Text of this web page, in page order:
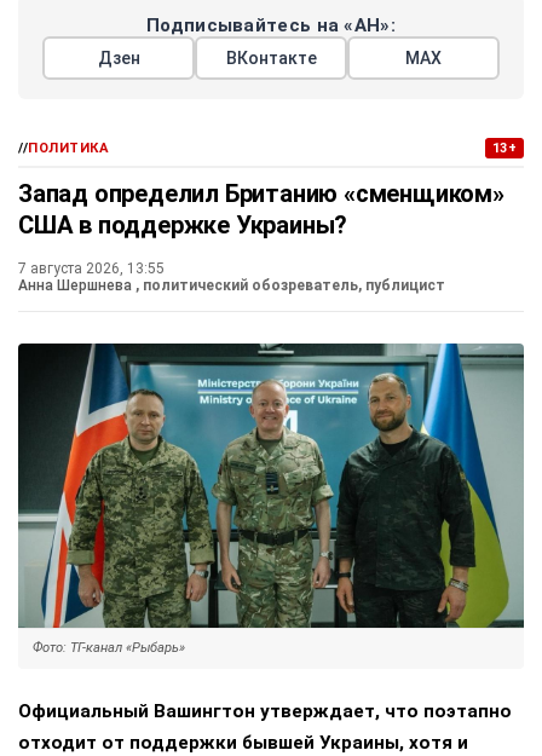
Подписывайтесь на «АН»:
Дзен ВКонтакте МАХ
//ПОЛИТИКА 13+
Запад определил Британию «сменщиком»
США в поддержке Украины?
7 августа 2026, 13:55
Анна Шершнева , политический обозреватель, публицист
Фото: ТГ-канал «Рыбарь»
Официальный Вашингтон утверждает, что поэтапно
отходит от поддержки бывшей Украины, хотя и